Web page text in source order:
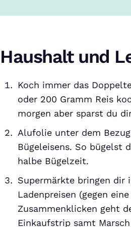
Haushalt und
Koch immer das
oder 200 Gramm Reis
morgen aber sparst du
Alufolie unter dem
Bügeleisens. So bügelst
halbe Bügelzeit.
Supermärkte bringen dir
Ladenpreisen (gegen
Zusammenklicken geht
Einkaufstrip samt